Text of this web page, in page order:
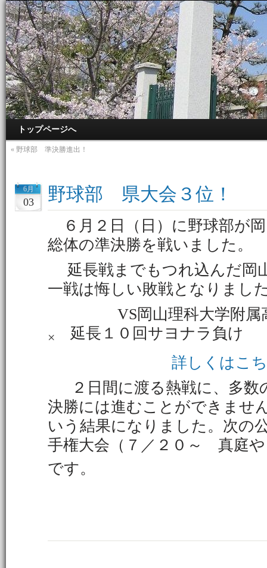
トップページへ
« 野球部 準決勝進出！
6月
03 野球部 県大会３位！
６月２日（日）に野球部が
総体の準決勝を戦いました。
延長戦までもつれ込んだ岡
一戦は悔しい敗戦となりまし
VS岡山理科大学
×
延長１０回サヨナラ負
詳しくはこ
２日間に渡る熱戦に、多数
決勝には進むことができませ
いう結果になりました。次の
手権大会（７／２０～ 真庭
です。